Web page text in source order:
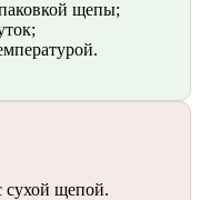
щепы;
сухой щепой.